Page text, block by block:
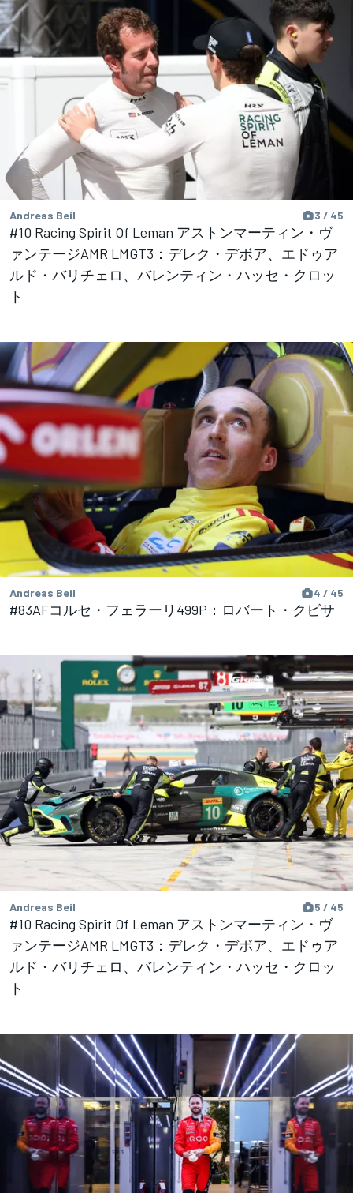
Andreas Beil 3 / 45
#10 Racing Spirit Of Leman アストンマーティン・ヴ
ァンテージAMR LMGT3：デレク・デボア、エドゥア
ルド・バリチェロ、バレンティン・ハッセ・クロッ
ト
Andreas Beil 4 / 45
#83AFコルセ・フェラーリ499P：ロバート・クビサ
Andreas Beil 5 / 45
#10 Racing Spirit Of Leman アストンマーティン・ヴ
ァンテージAMR LMGT3：デレク・デボア、エドゥア
ルド・バリチェロ、バレンティン・ハッセ・クロッ
ト